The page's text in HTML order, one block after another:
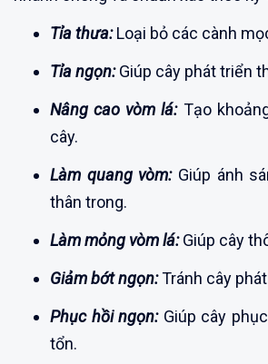
Tỉa thưa:Loại bỏ các cành
Tỉa ngọn:Giúp cây phát triển
Nâng cao vòm lá: Tạo
cây.
Làm quang vòm: Giúp ánh
thân trong.
Làm mỏng vòm lá: Giúp cây
Giảm bớt ngọn:Tránh cây
Phục hồi ngọn: Giúp cây
tổn.